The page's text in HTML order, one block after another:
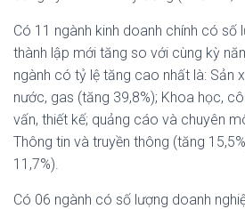
Có 11 ngành kinh doanh chính có số
thành lập mới tăng so với cùng kỳ
ngành có tỷ lệ tăng cao nhất là: Sản
nước, gas (tăng 39,8%); Khoa học,
vấn, thiết kế; quảng cáo và chuyên
Thông tin và truyền thông (tăng
11,7%).
Có 06 ngành có số lượng doanh